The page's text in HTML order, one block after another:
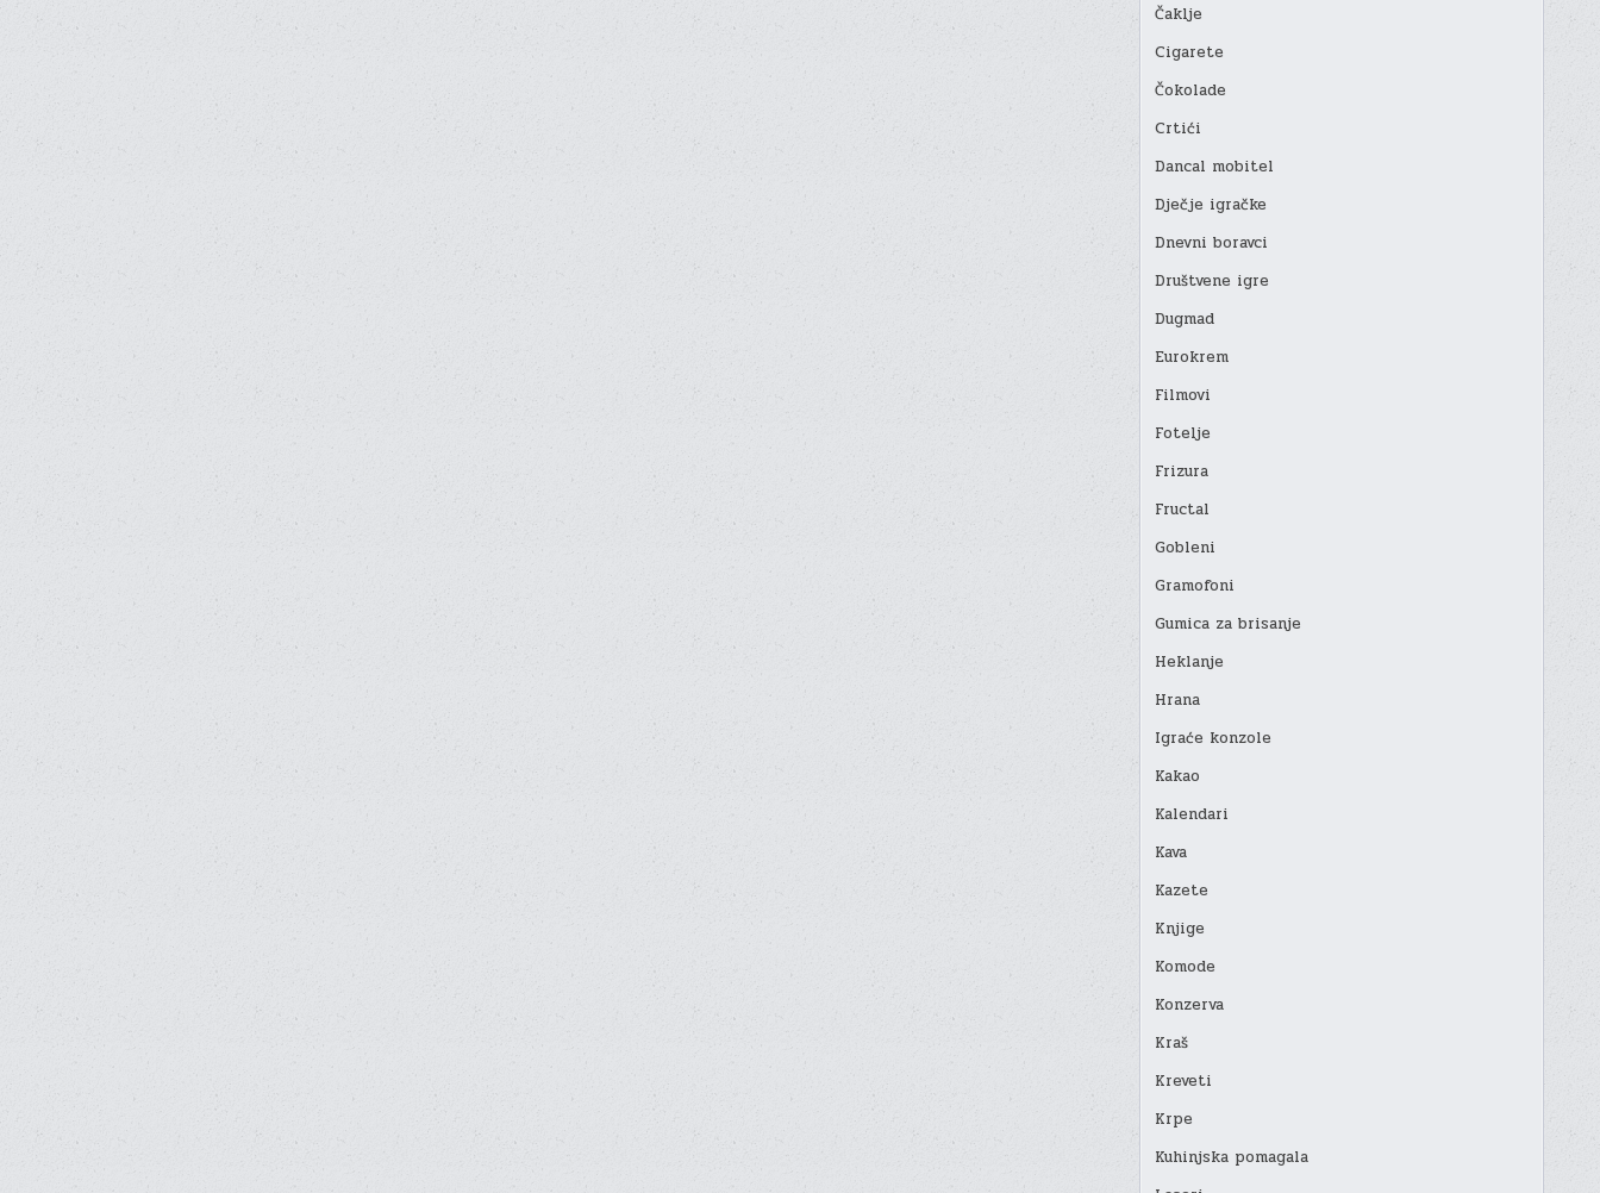
Čaklje
Cigarete
Čokolade
Crtići
Dancal mobitel
Dječje igračke
Dnevni boravci
Društvene igre
Dugmad
Eurokrem
Filmovi
Fotelje
Frizura
Fructal
Gobleni
Gramofoni
Gumica za brisanje
Heklanje
Hrana
Igraće konzole
Kakao
Kalendari
Kava
Kazete
Knjige
Komode
Konzerva
Kraš
Kreveti
Krpe
Kuhinjska pomagala